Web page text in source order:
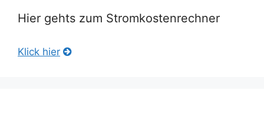
Hier gehts zum Stromkostenrechner
Klick hier